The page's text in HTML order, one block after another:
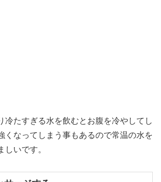
冷たすぎる水を飲むとお腹を冷やしてし
くなってしまう事もあるので常温の水を
しいです。